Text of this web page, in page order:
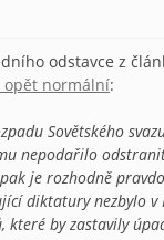
odstavce z
opět normální:
Sovětského
nepodařilo
je rozhodně
diktatury nezbylo v
které by zastavily